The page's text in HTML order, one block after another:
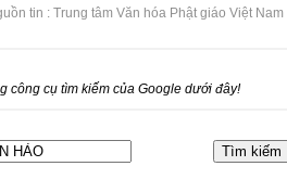
tin : Trung tâm Văn hóa Phật giáo Việt Nam
công cụ tìm kiếm của Google dưới đây!